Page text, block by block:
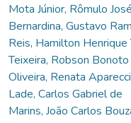
Mota Júnior, Rômulo José
Bernardina, Gustavo
Reis, Hamilton Henrique
Teixeira, Robson Bonoto
Oliveira, Renata
Lade, Carlos Gabriel de
Marins, João Carlos